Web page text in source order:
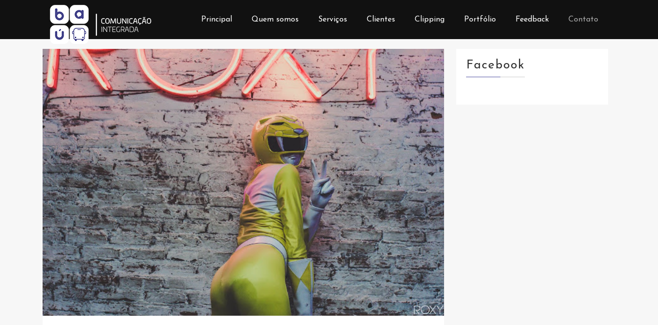
Principal Quem somos Serviços Clientes Clipping Portfólio Feedback Contato
Facebook